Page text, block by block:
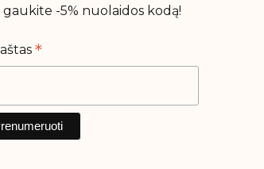
gaukite -5% nuolaidos kodą!
*